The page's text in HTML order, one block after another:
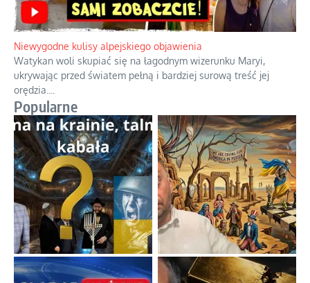
Niewygodne kulisy alpejskiego objawienia
Watykan woli skupiać się na łagodnym wizerunku Maryi,
ukrywając przed światem pełną i bardziej surową treść jej
orędzia.
Popularne